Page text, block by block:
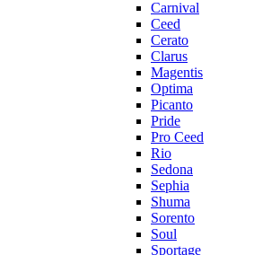
Carnival
Ceed
Cerato
Clarus
Magentis
Optima
Picanto
Pride
Pro Ceed
Rio
Sedona
Sephia
Shuma
Sorento
Soul
Sportage